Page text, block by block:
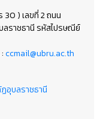
30 ) เลขที่ 2 ถนน
ลราชธานี รหัสไปรษณีย์
ccmail@ubru.ac.th
อุบลราชธานี